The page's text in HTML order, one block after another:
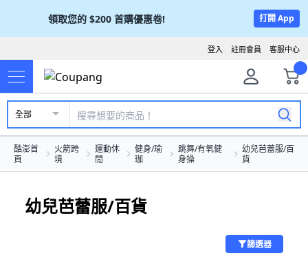
領取您的 $200 首購優惠卷! 打開 App
客服中心
註冊會員
登入
全部
酷澎首
頁
火箭跨
境
運動休
閒
健身/瑜
珈
跳舞/有氧健
身操
幼兒芭蕾服/百
貨
幼兒芭蕾服/百貨
篩選器